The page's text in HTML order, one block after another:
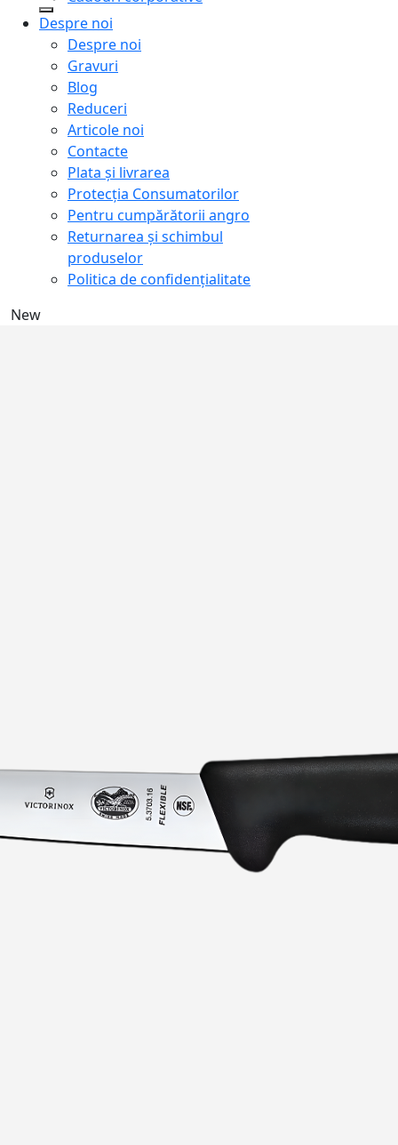
Despre noi
Despre noi
Gravuri
Blog
Reduceri
Articole noi
Contacte
Plata și livrarea
Protecţia Consumatorilor
Pentru cumpărătorii angro
Returnarea și schimbul
produselor
Politica de confidențialitate
New